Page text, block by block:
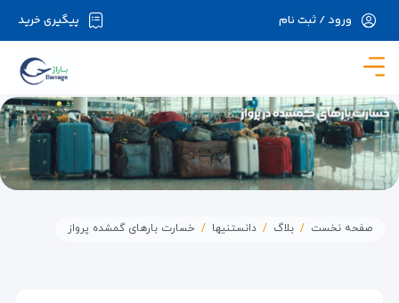
در حال حاضر ارتباط با سرور قطع می باشد لطفا
پیگیری خرید ورود / ثبت نام
صفحه نخست بلاگ دانستنیها خسارت بارهای گمشده پرواز